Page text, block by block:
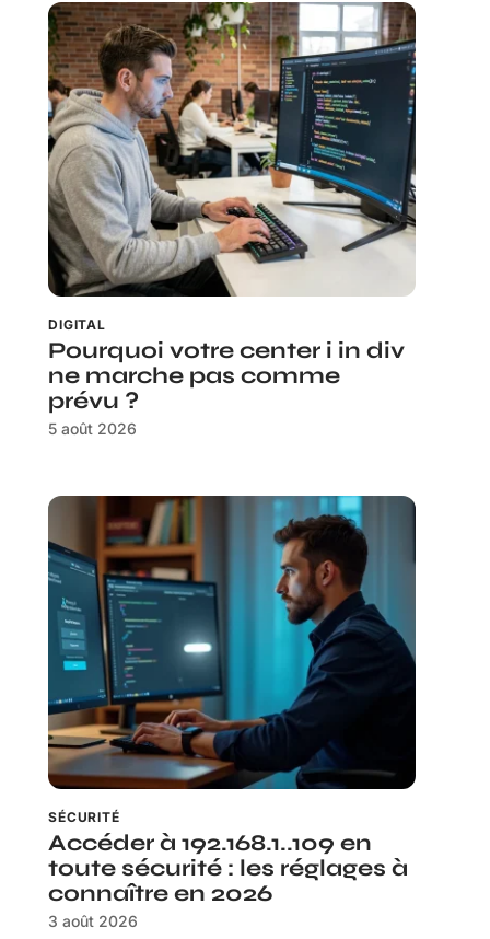
DIGITAL
Pourquoi votre center i in div
ne marche pas comme
prévu ?
5 août 2026
SÉCURITÉ
Accéder à 192.168.1..109 en
toute sécurité : les réglages à
connaître en 2026
3 août 2026